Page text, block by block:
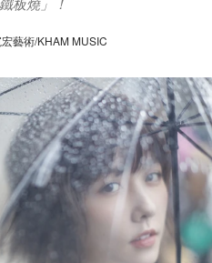
藝術/KHAM MUSIC